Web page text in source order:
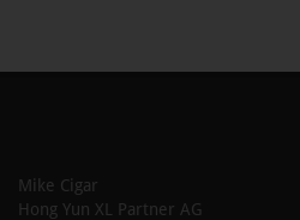
Mike Cigar
Hong Yun XL Partner AG